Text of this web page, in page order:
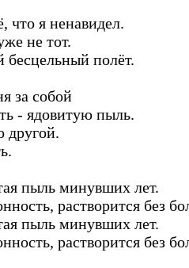
что я ненавидел.
не тот.
полёт.
за собой
- ядовитую пыль.
другой.
пыль минувших лет.
растворится без
пыль минувших лет.
растворится без